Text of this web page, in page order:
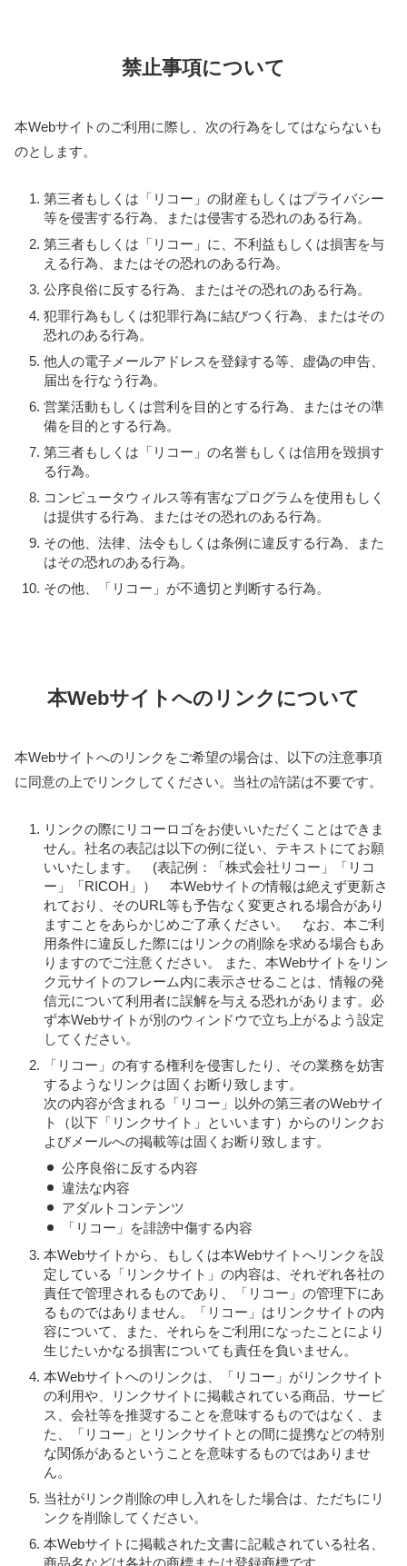
禁止事項について
本Webサイトのご利用に際し、次の行為をしてはならないも
のとします。
第三者もしくは「リコー」の財産もしくはプライバシー
等を侵害する行為、または侵害する恐れのある行為。
第三者もしくは「リコー」に、不利益もしくは損害を与
える行為、またはその恐れのある行為。
公序良俗に反する行為、またはその恐れのある行為。
犯罪行為もしくは犯罪行為に結びつく行為、またはその
恐れのある行為。
他人の電子メールアドレスを登録する等、虚偽の申告、
届出を行なう行為。
営業活動もしくは営利を目的とする行為、またはその準
備を目的とする行為。
第三者もしくは「リコー」の名誉もしくは信用を毀損す
る行為。
コンピュータウィルス等有害なプログラムを使用もしく
は提供する行為、またはその恐れのある行為。
その他、法律、法令もしくは条例に違反する行為、また
はその恐れのある行為。
その他、「リコー」が不適切と判断する行為。
本Webサイトへのリンクについて
本Webサイトへのリンクをご希望の場合は、以下の注意事項
に同意の上でリンクしてください。当社の許諾は不要です。
リンクの際にリコーロゴをお使いいただくことはできま
せん。社名の表記は以下の例に従い、テキストにてお願
いいたします。 (表記例：「株式会社リコー」「リコ
ー」「RICOH」） 本Webサイトの情報は絶えず更新さ
れており、そのURL等も予告なく変更される場合があり
ますことをあらかじめご了承ください。 なお、本ご利
用条件に違反した際にはリンクの削除を求める場合もあ
りますのでご注意ください。 また、本Webサイトをリン
ク元サイトのフレーム内に表示させることは、情報の発
信元について利用者に誤解を与える恐れがあります。必
ず本Webサイトが別のウィンドウで立ち上がるよう設定
してください。
「リコー」の有する権利を侵害したり、その業務を妨害
するようなリンクは固くお断り致します。
次の内容が含まれる「リコー」以外の第三者のWebサイ
ト（以下「リンクサイト」といいます）からのリンクお
よびメールへの掲載等は固くお断り致します。
公序良俗に反する内容
違法な内容
アダルトコンテンツ
「リコー」を誹謗中傷する内容
本Webサイトから、もしくは本Webサイトへリンクを設
定している「リンクサイト」の内容は、それぞれ各社の
責任で管理されるものであり、「リコー」の管理下にあ
るものではありません。「リコー」はリンクサイトの内
容について、また、それらをご利用になったことにより
生じたいかなる損害についても責任を負いません。
本Webサイトへのリンクは、「リコー」がリンクサイト
の利用や、リンクサイトに掲載されている商品、サービ
ス、会社等を推奨することを意味するものではなく、ま
た、「リコー」とリンクサイトとの間に提携などの特別
な関係があるということを意味するものではありませ
ん。
当社がリンク削除の申し入れをした場合は、ただちにリ
ンクを削除してください。
本Webサイトに掲載された文書に記載されている社名、
商品名などは各社の商標または登録商標です。